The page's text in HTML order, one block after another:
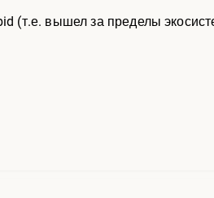
(т.е. вышел за пределы